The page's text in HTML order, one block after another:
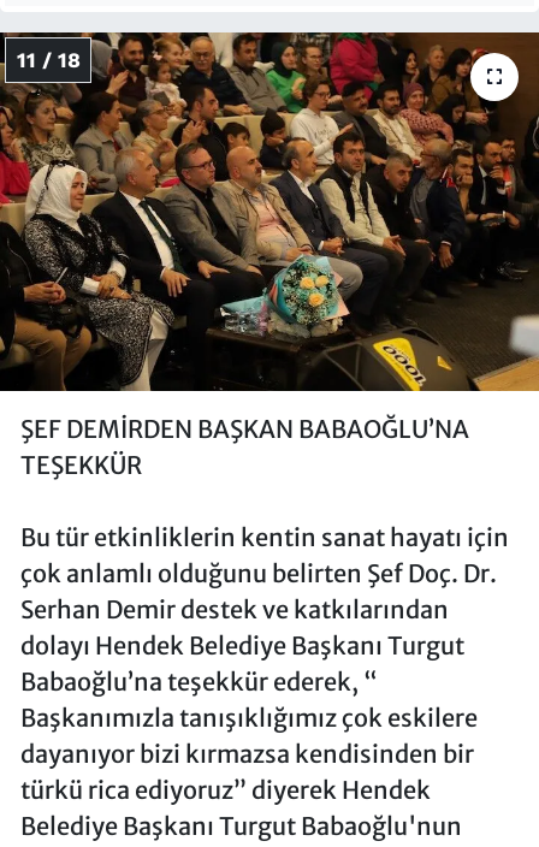
11 / 18
ŞEF DEMİRDEN BAŞKAN BABAOĞLU’NA
TEŞEKKÜR
Bu tür etkinliklerin kentin sanat hayatı için
çok anlamlı olduğunu belirten Şef Doç. Dr.
Serhan Demir destek ve katkılarından
dolayı Hendek Belediye Başkanı Turgut
Babaoğlu’na teşekkür ederek, “
Başkanımızla tanışıklığımız çok eskilere
dayanıyor bizi kırmazsa kendisinden bir
türkü rica ediyoruz” diyerek Hendek
Belediye Başkanı Turgut Babaoğlu'nun